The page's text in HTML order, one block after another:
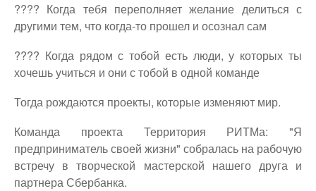
???? Когда тебя переполняет желание делиться с
другими тем, что когда-то прошел и осознал сам
???? Когда рядом с тобой есть люди, у которых ты
хочешь учиться и они с тобой в одной команде
Тогда рождаются проекты, которые изменяют мир.
Команда проекта Территория РИТМа: "Я
предприниматель своей жизни" собралась на рабочую
встречу в творческой мастерской нашего друга и
партнера Сбербанка.